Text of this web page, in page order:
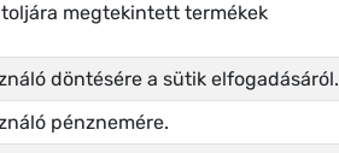
megtekintett termékek
döntésére a sütik elfogadásáról.
pénznemére.